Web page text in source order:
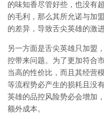
的味知香尽管好些，也没有
的毛利，那么其所允诺与加
的差异，导致舌尖英雄的激
另一方面是舌尖英雄只加盟
控带来问题。为了更加符合
当高的性价比，而且其经营
等流程势必产生的损耗且没
英雄的品控风险势必会增加
额外成本。